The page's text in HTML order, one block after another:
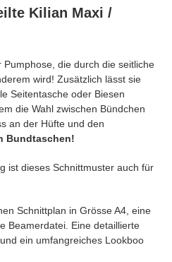
Kilian Maxi /
die durch die seitliche
wird! Zusätzlich lässt sie
Seitentasche oder Biesen
die Wahl zwischen Bündchen
an der Hüfte und den
Bundtaschen!
ist dieses Schnittmuster auch für
Schnittplan in Grösse A4, eine
Beamerdatei. Eine detaillierte
ein umfangreiches Lookboo